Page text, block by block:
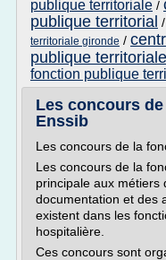
publique territoriale /
publique territorial /
territoriale gironde /
publique
fonction publique
Les concours
Enssib
Les concours de la
Les concours de la
principale aux métiers
documentation et des
existent dans les
hospitalière.
Ces concours sont